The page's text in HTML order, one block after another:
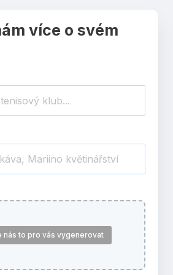
více o svém
nás to pro vás vygenerovat